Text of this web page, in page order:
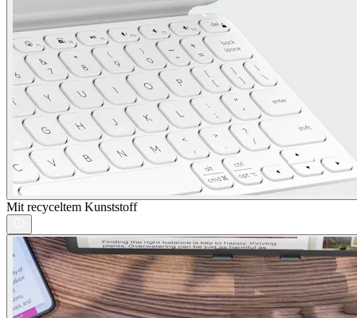
Mit recyceltem Kunststoff